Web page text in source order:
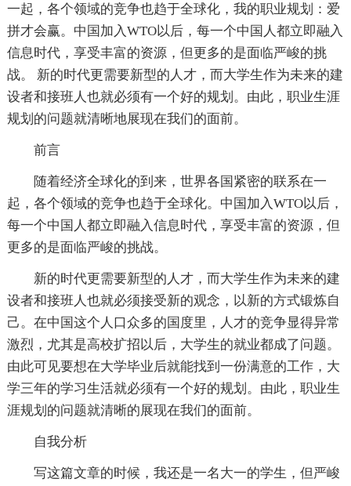
一起，各个领域的竞争也趋于全球化，我的职业规划：爱
拼才会赢。中国加入WTO以后，每一个中国人都立即融入
信息时代，享受丰富的资源，但更多的是面临严峻的挑
战。 新的时代更需要新型的人才，而大学生作为未来的建
设者和接班人也就必须有一个好的规划。由此，职业生涯
规划的问题就清晰地展现在我们的面前。
前言
随着经济全球化的到来，世界各国紧密的联系在一
起，各个领域的竞争也趋于全球化。中国加入WTO以后，
每一个中国人都立即融入信息时代，享受丰富的资源，但
更多的是面临严峻的挑战。
新的时代更需要新型的人才，而大学生作为未来的建
设者和接班人也就必须接受新的观念，以新的方式锻炼自
己。在中国这个人口众多的国度里，人才的竞争显得异常
激烈，尤其是高校扩招以后，大学生的就业都成了问题。
由此可见要想在大学毕业后就能找到一份满意的工作，大
学三年的学习生活就必须有一个好的规划。由此，职业生
涯规划的问题就清晰的展现在我们的面前。
自我分析
写这篇文章的时候，我还是一名大一的学生，但严峻